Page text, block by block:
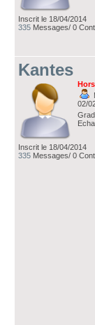
Inscrit le 18/04/2014
335 Messages/ 0
Kantes
02/
Inscrit le 18/04/2014
335 Messages/ 0